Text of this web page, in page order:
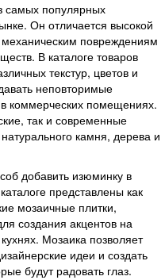
самых популярных
Он отличается высокой
механическим повреждениям
В каталоге товаров
текстур, цветов и
неповторимые
коммерческих помещениях.
так и современные
камня, дерева и
добавить изюминку в
представлены как
мозаичные плитки,
создания акцентов на
Мозаика позволяет
идеи и создать
будут радовать глаз.